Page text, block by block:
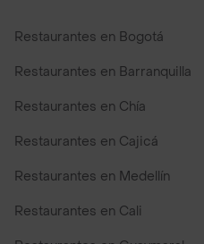
Restaurantes en Bogotá
Restaurantes en Barranquilla
Restaurantes en Chía
Restaurantes en Cajicá
Restaurantes en Medellín
Restaurantes en Cali